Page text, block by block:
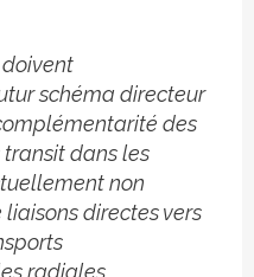
schéma directeur
des
dans les
non
directes vers
radiales